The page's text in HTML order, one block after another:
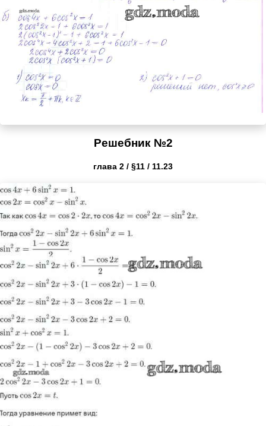
Решебник №2
глава 2 / §11 / 11.23